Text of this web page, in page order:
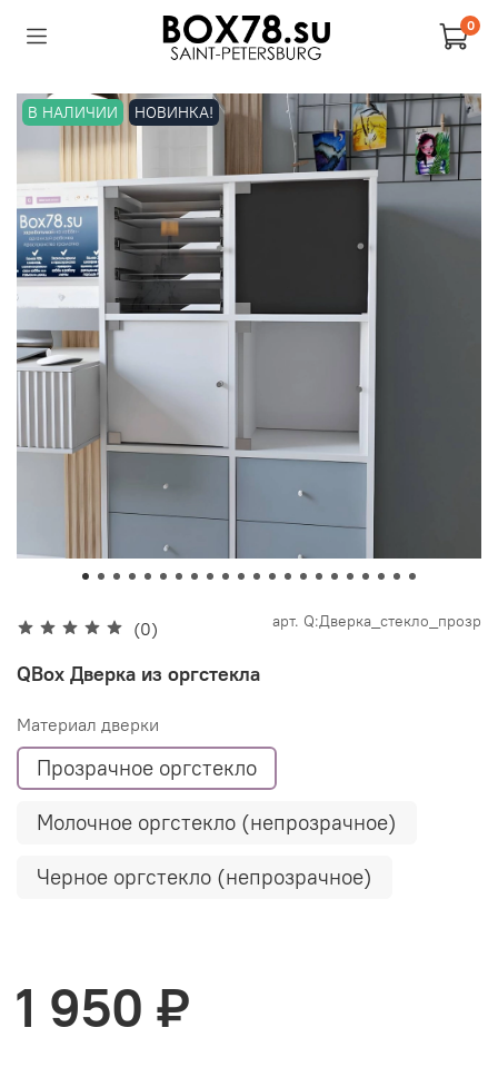
0
В НАЛИЧИИ НОВИНКА!
(0) арт. Q:Дверка_стекло_прозр
QBox Дверка из оргстекла
Материал дверки
Прозрачное оргстекло
Молочное оргстекло (непрозрачное)
Черное оргстекло (непрозрачное)
1 950 ₽